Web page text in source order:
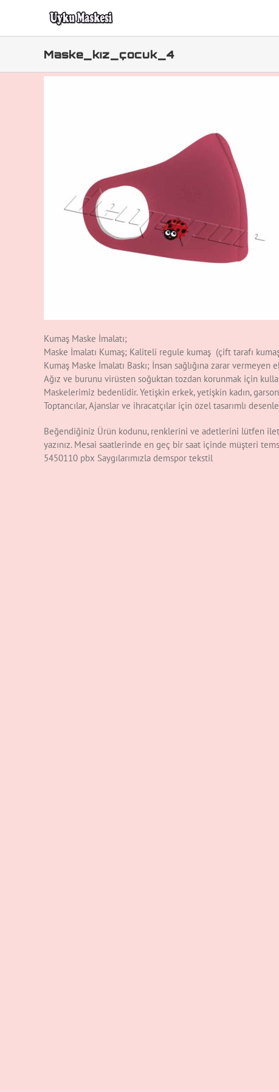
Maske_kız_çocuk_4
Kumaş Maske İmalatı;
Maske İmalatı Kumaş; Kaliteli regule kumaş (çift tarafı
Kumaş Maske İmalatı Baskı; İnsan sağlığına zarar vermeyen
Ağız ve burunu virüsten soğuktan tozdan korunmak için
Maskelerimiz bedenlidir. Yetişkin erkek, yetişkin kadın,
Toptancılar, Ajanslar ve ihracatçılar için özel tasarımlı
Beğendiğiniz Ürün kodunu, renklerini ve adetlerini lütfen
yazınız. Mesai saatlerinde en geç bir saat içinde müşteri
5450110 pbx Saygılarımızla demspor tekstil